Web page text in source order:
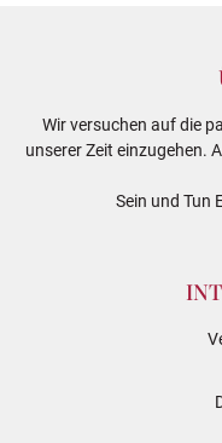
Wir versuchen auf die
unserer Zeit einzugehen.
Sein und Tun